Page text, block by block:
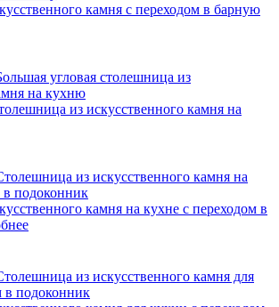
камня с переходом в барную
из искусственного камня на
камня на кухне с переходом в